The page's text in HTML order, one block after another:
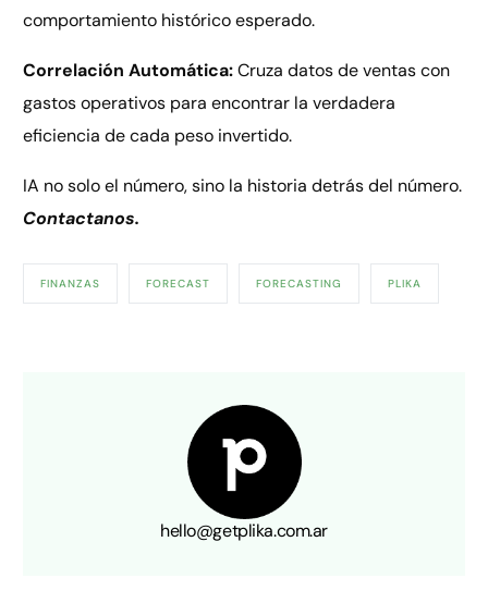
comportamiento histórico esperado.
Correlación Automática:Cruza datos de ventas con
gastos operativos para encontrar la verdadera
eficiencia de cada peso invertido.
IA no solo el número, sino la historia detrás del número.
Contactanos.
FINANZAS FORECAST FORECASTING PLIKA
hello@getplika.com.ar